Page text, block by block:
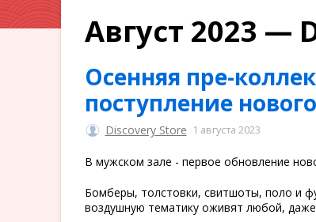
Август 2023 —
Осенняя пре-
поступление
Discovery Store 1 августа 2023
В мужском зале - первое обновление
Бомберы, толстовки, свитшоты, поло и
воздушную тематику оживят любой,